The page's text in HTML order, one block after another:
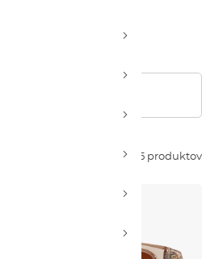
45 produktov